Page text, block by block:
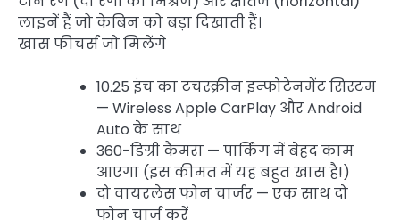
लाइनें हैं जो केबिन को बड़ा दिखाती हैं।
खास फीचर्स जो मिलेंगे
10.25 इंच का टचस्क्रीन इन्फोटेनमेंट सिस्टम
— Wireless Apple CarPlay और Android
Auto के साथ
360-डिग्री कैमरा — पार्किंग में बेहद काम
आएगा (इस कीमत में यह बहुत खास है!)
दो वायरलेस फोन चार्जर — एक साथ दो
फोन चार्ज करें